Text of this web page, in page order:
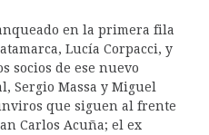
en la primera fila
Lucía Corpacci, y
socios de ese nuevo
Sergio Massa y Miguel
que siguen al frente
Carlos Acuña; el ex